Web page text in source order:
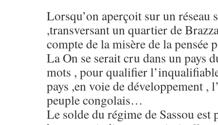
Lorsqu’on aperçoit sur un réseau
,transversant un quartier de
compte de la misère de la
La On se serait cru dans un pays
mots , pour qualifier
pays ,en voie de développement ,
peuple congolais…
Le solde du régime de Sassou